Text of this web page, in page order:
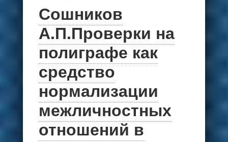
Сошников
А.П.Проверки на
полиграфе как
средство
нормализации
межличностных
отношений в